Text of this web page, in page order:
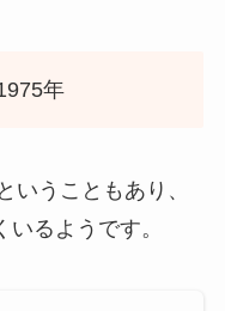
年
いうこともあり、
るようです。